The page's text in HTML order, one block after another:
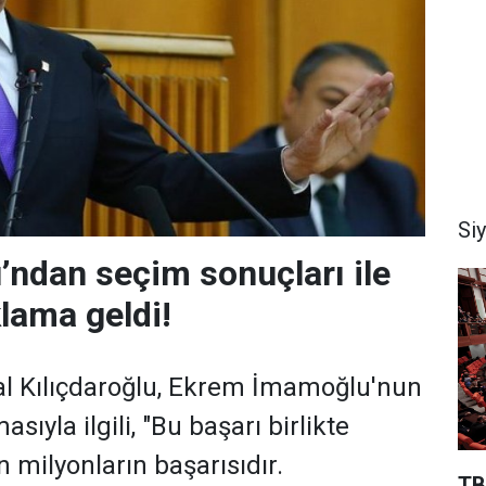
seçim sonuçları ile
geldi!
Kılıçdaroğlu, Ekrem İmamoğlu'nun
ilgili, "Bu başarı birlikte
başarısıdır.